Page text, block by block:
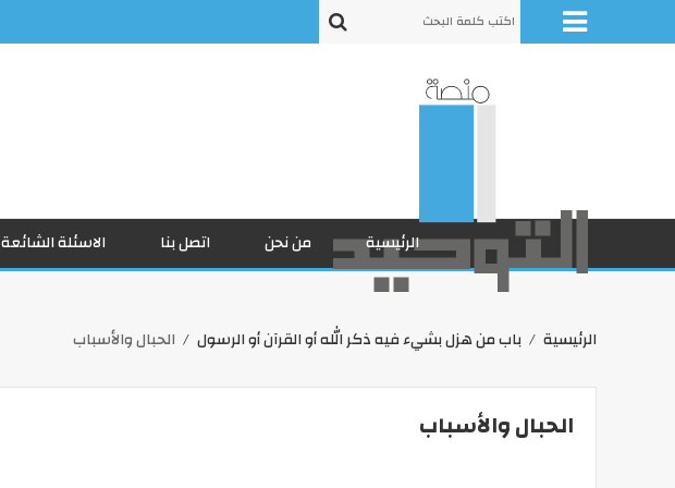
الرئيسية من نحن اتصل بنا الاسئلة الشائعة
الرئيسية باب من هزل بشيء فيه ذكر الله أو القرآن أو الرسول الحبال والأسباب
الحبال والأسباب